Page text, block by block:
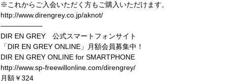
※これからご入会いただく方もご購入いただけます。
http://www.direngrey.co.jp/aknot/
——————
DIR EN GREY 公式スマートフォンサイト
「DIR EN GREY ONLINE」月額会員募集中！
DIR EN GREY ONLINE for SMARTPHONE
http://www.sp-freewillonline.com/direngrey/
月額￥324